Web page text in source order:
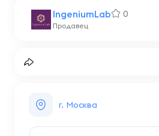
IngeniumLab 0
Продавец
г. Москва